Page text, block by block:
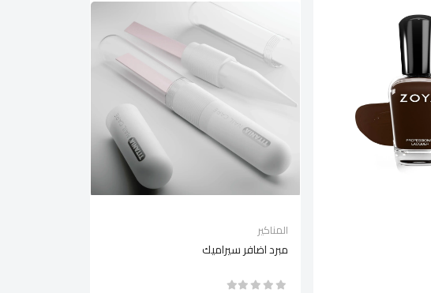
المناكير
مبرد اضافر سيراميك